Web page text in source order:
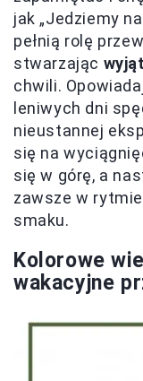
jak „Jedziemy
pełnią rolę
stwarzając
chwili.
leniwych dni
nieustannej
się na
się w górę, a
zawsze w
smaku.
Kolorowe
wakacyjne